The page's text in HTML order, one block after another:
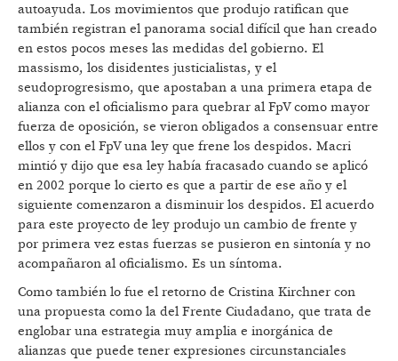
autoayuda. Los movimientos que produjo ratifican que
también registran el panorama social difícil que han creado
en estos pocos meses las medidas del gobierno. El
massismo, los disidentes justicialistas, y el
seudoprogresismo, que apostaban a una primera etapa de
alianza con el oficialismo para quebrar al FpV como mayor
fuerza de oposición, se vieron obligados a consensuar entre
ellos y con el FpV una ley que frene los despidos. Macri
mintió y dijo que esa ley había fracasado cuando se aplicó
en 2002 porque lo cierto es que a partir de ese año y el
siguiente comenzaron a disminuir los despidos. El acuerdo
para este proyecto de ley produjo un cambio de frente y
por primera vez estas fuerzas se pusieron en sintonía y no
acompañaron al oficialismo. Es un síntoma.
Como también lo fue el retorno de Cristina Kirchner con
una propuesta como la del Frente Ciudadano, que trata de
englobar una estrategia muy amplia e inorgánica de
alianzas que puede tener expresiones circunstanciales